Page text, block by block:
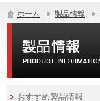
ホーム 製品情報
おすすめ製品情報